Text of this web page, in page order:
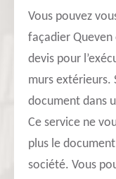
Vous pouvez
façadier
devis pour
murs extérieurs.
document dans
Ce service ne
plus le
société. Vous